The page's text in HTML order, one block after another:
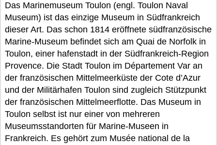
Das Marinemuseum Toulon (engl. Toulon Naval
Museum) ist das einzige Museum in Südfrankreich
dieser Art. Das schon 1814 eröffnete südfranzösische
Marine-Museum befindet sich am Quai de Norfolk in
Toulon, einer hafenstadt in der Südfrankreich-Region
Provence. Die Stadt Toulon im Département Var an
der französischen Mittelmeerküste der Cote d’Azur
und der Militärhafen Toulon sind zugleich Stützpunkt
der französischen Mittelmeerflotte. Das Museum in
Toulon selbst ist nur einer von mehreren
Museumsstandorten für Marine-Museen in
Frankreich. Es gehört zum Musée national de la